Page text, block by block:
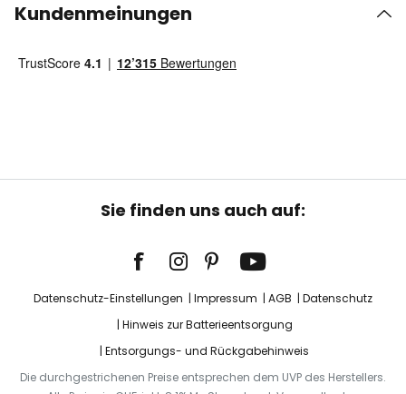
Kundenmeinungen
Sie finden uns auch auf:
Datenschutz-Einstellungen Impressum AGB
Datenschutz
Hinweis zur Batterieentsorgung
Entsorgungs- und Rückgabehinweis
Die durchgestrichenen Preise entsprechen dem UVP des Herstellers.